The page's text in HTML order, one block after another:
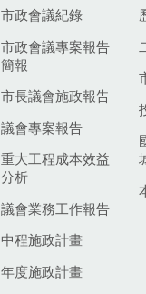
市政會議紀錄
市政會議專案報告
簡報
市長議會施政報告
議會專案報告
重大工程成本效益
分析
議會業務工作報告
中程施政計畫
年度施政計畫